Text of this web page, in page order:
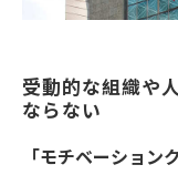
受動的な組織や
ならない
「モチベーション